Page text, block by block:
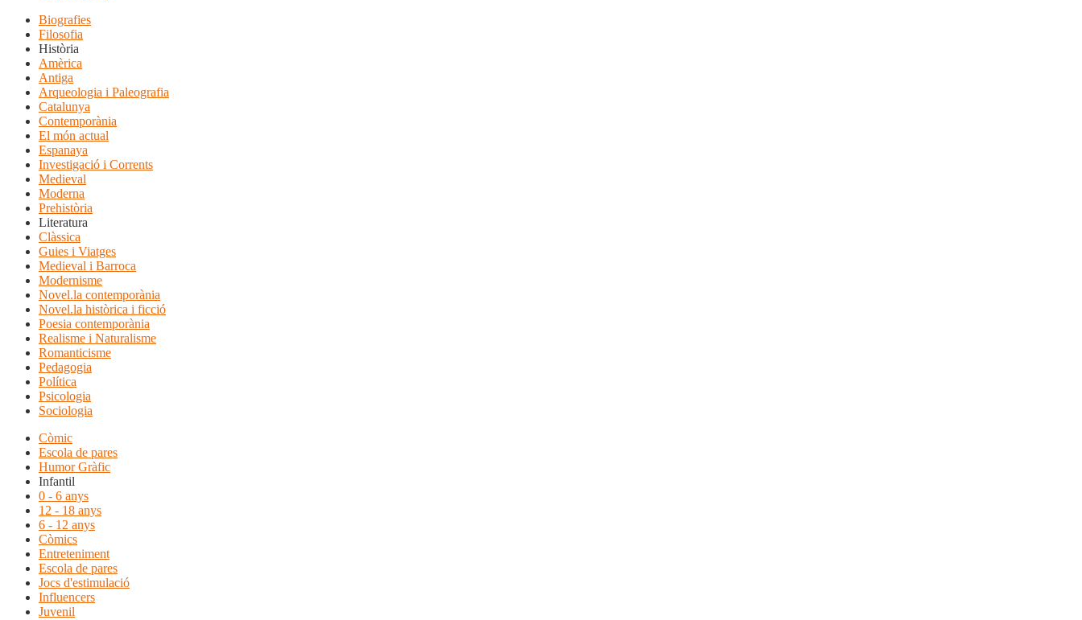
Biografies
Filosofia
Història
Amèrica
Antiga
Arqueologia i Paleografia
Catalunya
Contemporània
El món actual
Espanaya
Investigació i Corrents
Medieval
Moderna
Prehistòria
Literatura
Clàssica
Guies i Viatges
Medieval i Barroca
Modernisme
Novel.la contemporània
Novel.la històrica i ficció
Poesia contemporània
Realisme i Naturalisme
Romanticisme
Pedagogia
Política
Psicologia
Sociologia
Còmic
Escola de pares
Humor Gràfic
Infantil
0 - 6 anys
12 - 18 anys
6 - 12 anys
Còmics
Entreteniment
Escola de pares
Jocs d'estimulació
Influencers
Juvenil